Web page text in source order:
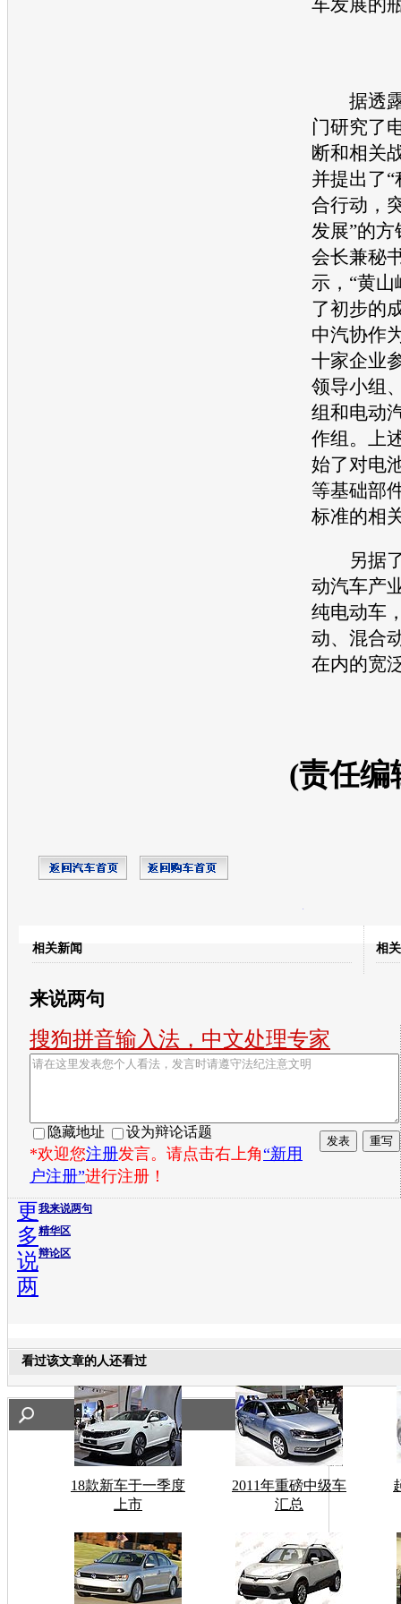
车发展的
据透露
门研究了
断和相关
并提出了
合行动，
发展”的
会长兼秘
示，“黄山
了初步的
中汽协作
十家企业
领导小组
组和电动
作组。上
始了对电
等基础部
标准的相
另据了
动汽车产
纯电动车
动、混合
在内的宽
(责任编
转发至：
相关新闻 相
来说两句
搜狗拼音输入法，中文处理专家
隐藏地址 设为辩论话题
*欢迎您注册发言。请点击右上角“新用
户注册”进行注册！
我来说两句
精华区
辩论区
更
多
说
两
看过该文章的人还看过
18款新车于一季度
上市
2011年重磅中级车
汇总